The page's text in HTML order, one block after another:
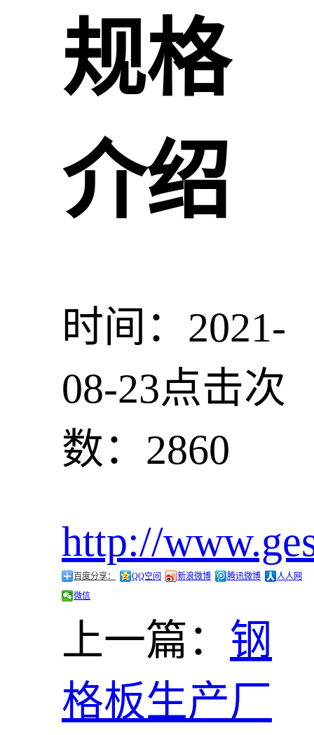
规格
介绍
时间：2021-
08-23点击次
数：2860
http://
百度分享： QQ空间 新浪微博 腾讯微博
人人网
微信
上一篇： 钢
格板生产厂